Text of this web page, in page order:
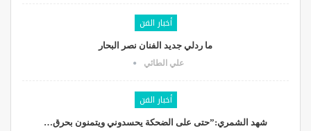
أخبار الفن
ما ردلي جديد الفنان نصر البحار
علي الطائي
أخبار الفن
شهد الشمري:”حتى على الضحكة يحسدوني ويتمنون بحرق…